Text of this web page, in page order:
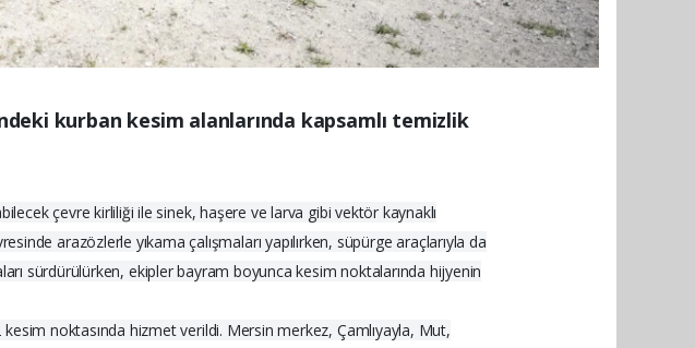
kurban kesim alanlarında kapsamlı temizlik
çevre kirliliği ile sinek, haşere ve larva gibi vektör kaynaklı
arazözlerle yıkama çalışmaları yapılırken, süpürge araçlarıyla da
sürdürülürken, ekipler bayram boyunca kesim noktalarında hijyenin
noktasında hizmet verildi. Mersin merkez, Çamlıyayla, Mut,